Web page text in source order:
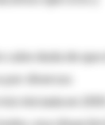
cabe duda de que
diversos
iniciada en